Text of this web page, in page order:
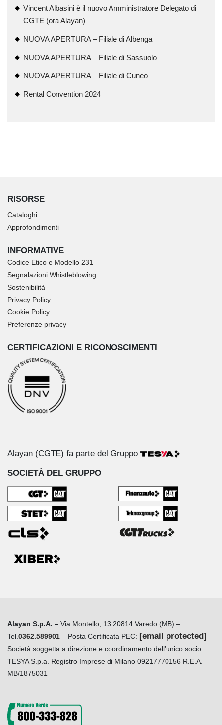
Vincent Albasini è il nuovo Amministratore Delegato di
CGTE (ora Alayan)
NUOVA APERTURA – Filiale di Albenga
NUOVA APERTURA – Filiale di Sassuolo
NUOVA APERTURA – Filiale di Cuneo
Rental Convention 2024
RISORSE
Cataloghi
Approfondimenti
INFORMATIVE
Codice Etico e Modello 231
Segnalazioni Whistleblowing
Sostenibilità
Privacy Policy
Cookie Policy
Preferenze privacy
CERTIFICAZIONI E RICONOSCIMENTI
Alayan (CGTE) fa parte del Gruppo
SOCIETÀ DEL GRUPPO
Alayan S.p.A. – Via Montello, 13 20814 Varedo (MB) –
Tel. 0362.589901 – Posta Certificata PEC: [email protected]
Società soggetta a direzione e coordinamento dell’unico socio
TESYA S.p.a. Registro Imprese di Milano 09217770156 R.E.A.
MB/1875031